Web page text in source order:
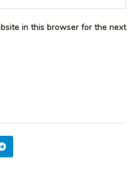
in this browser for the next